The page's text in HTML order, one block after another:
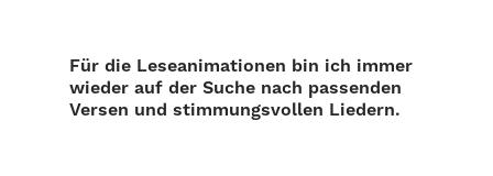
Für die Leseanimationen bin ich immer
wieder auf der Suche nach passenden
Versen und stimmungsvollen Liedern.